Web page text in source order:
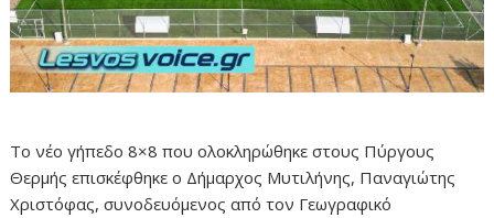
Το νέο γήπεδο 8×8 που ολοκληρώθηκε στους Πύργους
Θερμής επισκέφθηκε ο Δήμαρχος Μυτιλήνης, Παναγιώτης
Χριστόφας, συνοδευόμενος από τον Γεωγραφικό